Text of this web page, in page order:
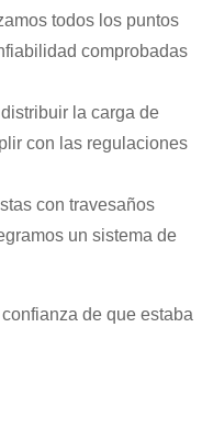
todos los puntos
comprobadas
la carga de
con las regulaciones
con travesaños
un sistema de
de que estaba